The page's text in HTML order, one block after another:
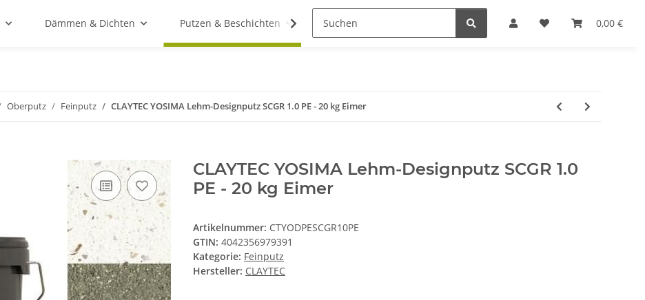
0,00 €
Dämmen & Dichten Putzen & Beschichten Streichen & Ölen Einfach machen
Oberputz Feinputz CLAYTEC YOSIMA Lehm-Designputz SCGR 1.0 PE - 20 kg Eimer
CLAYTEC YOSIMA Lehm-Designputz SCGR 1.0
PE - 20 kg Eimer
Artikelnummer: CTYODPESCGR10PE
GTIN: 4042356979391
Kategorie: Feinputz
Hersteller: CLAYTEC